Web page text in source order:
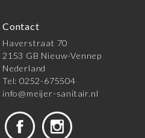
Contact
Haverstraat 70
2153 GB Nieuw-Vennep
Nederland
Tel: 0252-675504
info@meijer-sanitair.nl